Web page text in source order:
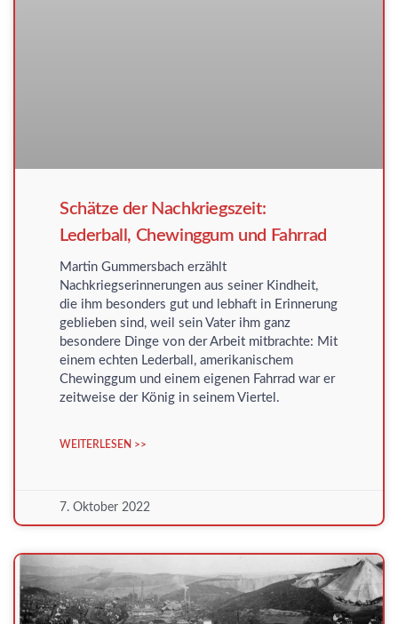
Schätze der Nachkriegszeit:
Lederball, Chewinggum und Fahrrad
Martin Gummersbach erzählt
Nachkriegserinnerungen aus seiner Kindheit,
die ihm besonders gut und lebhaft in Erinnerung
geblieben sind, weil sein Vater ihm ganz
besondere Dinge von der Arbeit mitbrachte: Mit
einem echten Lederball, amerikanischem
Chewinggum und einem eigenen Fahrrad war er
zeitweise der König in seinem Viertel.
WEITERLESEN >>
7. Oktober 2022